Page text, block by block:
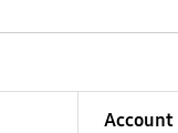
Account